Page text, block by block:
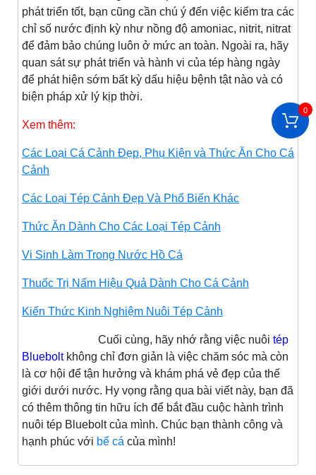
phát triển tốt, bạn cũng cần chú ý đến việc kiểm tra các
chỉ số nước định kỳ như nồng độ amoniac, nitrit, nitrat
để đảm bảo chúng luôn ở mức an toàn. Ngoài ra, hãy
quan sát sự phát triển và hành vi của tép hàng ngày
để phát hiện sớm bất kỳ dấu hiệu bệnh tật nào và có
biện pháp xử lý kịp thời.
Xem thêm:
Các Loại Cá Cảnh Đẹp, Phụ Kiện và Thức Ăn Cho Cá
Cảnh
Các Loại Tép Cảnh Đẹp Và Phổ Biến Khác
Thức Ăn Dành Cho Các Loại Tép Cảnh
Vi Sinh Làm Trong Nước Hồ Cá
Thuốc Trị Nấm Hiệu Quả Dành Cho Cá Cảnh
Kiến Thức Kinh Nghiệm Nuôi Tép Cảnh
Cuối cùng, hãy nhớ rằng việc nuôi tép
Blueboltkhông chỉ đơn giản là việc chăm sóc mà còn
là cơ hội để tận hưởng và khám phá vẻ đẹp của thế
giới dưới nước. Hy vọng rằng qua bài viết này, bạn đã
có thêm thông tin hữu ích để bắt đầu cuộc hành trình
nuôi tép Bluebolt của mình. Chúc bạn thành công và
hạnh phúc với bể cá của mình!
0